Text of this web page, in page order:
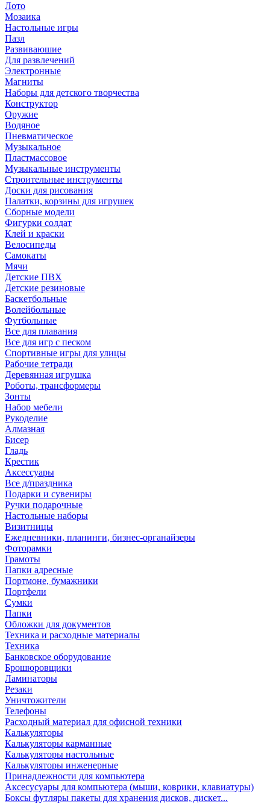
Лото
Мозаика
Настольные игры
Пазл
Развиваюшие
Для развлечений
Электронные
Магниты
Наборы для детского творчества
Конструктор
Оружие
Водяное
Пневматическое
Музыкальное
Пластмассовое
Музыкальные инструменты
Строительные инструменты
Доски для рисования
Палатки, корзины для игрушек
Сборные модели
Фигурки солдат
Клей и краски
Велосипеды
Самокаты
Мячи
Детские ПВХ
Детские резиновые
Баскетбольные
Волейбольные
Футбольные
Все для плавания
Все для игр с песком
Спортивные игры для улицы
Рабочие тетради
Деревянная игрушка
Роботы, трансформеры
Зонты
Набор мебели
Рукоделие
Алмазная
Бисер
Гладь
Крестик
Аксессуары
Все д/праздника
Подарки и сувениры
Ручки подарочные
Настольные наборы
Визитницы
Ежедневники, планинги, бизнес-органайзеры
Фоторамки
Грамоты
Папки адресные
Портмоне, бумажники
Портфели
Сумки
Папки
Обложки для документов
Техника и расходные материалы
Техника
Банковское оборудование
Брошюровщики
Ламинаторы
Резаки
Уничтожители
Телефоны
Расходный материал для офисной техники
Калькуляторы
Калькуляторы карманные
Калькуляторы настольные
Калькуляторы инженерные
Принадлежности для компьютера
Аксесусуары для компьютера (мыши, коврики, клавиатуры)
Боксы футляры пакеты для хранения дисков, дискет...